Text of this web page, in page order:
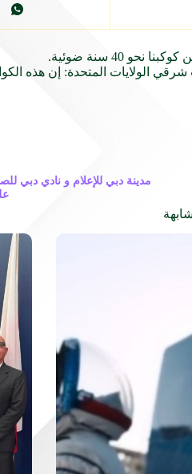
سنة ضوئية.
شرقي الولايات المتحدة: إن هذه
مدينة دبي للإعلام و نادي دبي